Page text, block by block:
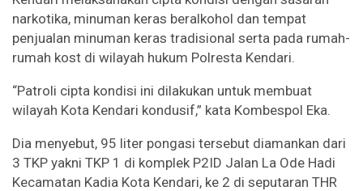
narkotika, minuman keras beralkohol dan tempat
penjualan minuman keras tradisional serta pada rumah-
rumah kost di wilayah hukum Polresta Kendari.
“Patroli cipta kondisi ini dilakukan untuk membuat
wilayah Kota Kendari kondusif,” kata Kombespol Eka.
Dia menyebut, 95 liter pongasi tersebut diamankan dari
3 TKP yakni TKP 1 di komplek P2ID Jalan La Ode Hadi
Kecamatan Kadia Kota Kendari, ke 2 di seputaran THR